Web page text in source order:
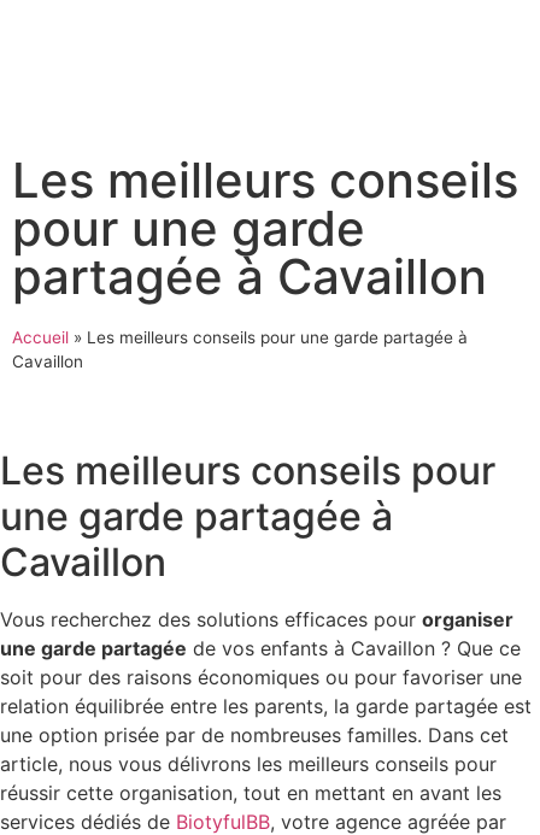
Les meilleurs conseils
pour une garde
partagée à Cavaillon
Accueil » Les meilleurs conseils pour une garde partagée à
Cavaillon
Les meilleurs conseils pour
une garde partagée à
Cavaillon
Vous recherchez des solutions efficaces pour organiser
une garde partagée de vos enfants à Cavaillon ? Que ce
soit pour des raisons économiques ou pour favoriser une
relation équilibrée entre les parents, la garde partagée est
une option prisée par de nombreuses familles. Dans cet
article, nous vous délivrons les meilleurs conseils pour
réussir cette organisation, tout en mettant en avant les
services dédiés de BiotyfulBB, votre agence agréée par